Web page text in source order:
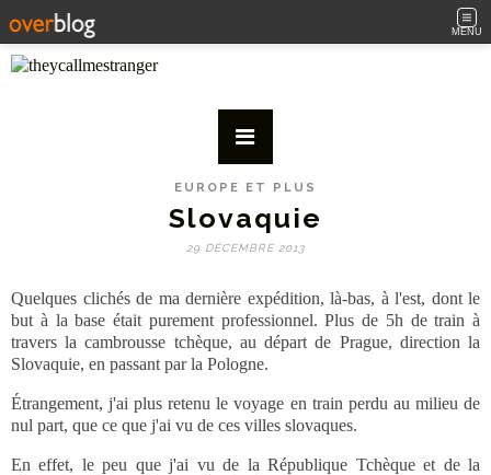
MENU
EUROPE ET PLUS
Slovaquie
29 DÉCEMBRE 2013
Quelques clichés de ma dernière expédition, là-bas, à l'est, dont le
but à la base était purement professionnel. Plus de 5h de train à
travers la cambrousse tchèque, au départ de Prague, direction la
Slovaquie, en passant par la Pologne.
Étrangement, j'ai plus retenu le voyage en train perdu au milieu de
nul part, que ce que j'ai vu de ces villes slovaques.
En effet, le peu que j'ai vu de la République Tchèque et de la